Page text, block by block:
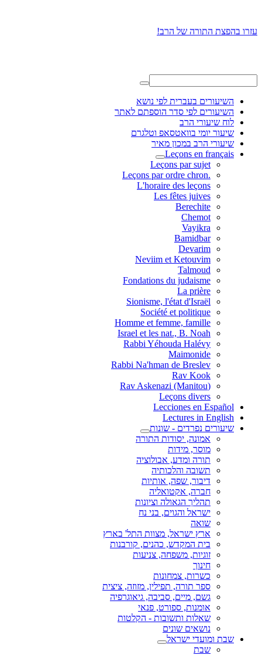
עזרו בהפצת התורה של הרב!
השיעורים בעברית לפי נושא
השיעורים לפי סדר הוספתם לאתר
לוח שיעורי הרב
שיעור יומי בוואטסאפ וטלגרם
שיעורי הרב במכון מאיר
Leçons en français
Leçons par sujet
.Leçons par ordre chron
L'horaire des leçons
Les fêtes juives
Berechite
Chemot
Vayikra
Bamidbar
Devarim
Neviim et Ketouvim
Talmoud
Fondations du judaisme
La prière
Sionisme, l'état d'Israël
Société et politique
Homme et femme, famille
Israel et les nat., B. Noah
Rabbi Yéhouda Halévy
Maimonide
Rabbi Na'hman de Breslev
Rav Kook
(Rav Askenazi (Manitou
Leçons divers
Lecciones en Español
Lectures in English
שיעורים נפרדים - שונות
אמונה, יסודות התורה
מוסר, מידות
תורה ומדע, אבולוציה
תשובה והלכותיה
דיבור, שפה, אותיות
חברה, אקטואליה
תהליך הגאולה וציונות
ישראל והגוים, בני נח
שואה
ארץ ישראל, מצוות התל' בארץ
בית המקדש, כהנים, קורבנות
זוגיות, משפחה, צניעות
חינוך
כשרות, צמחונות
ספר תורה, תפילין, מזוזה, ציצית
גשם, מיים, סביבה, גיאוגרפיה
אומנות, ספורט, פנאי
שאלות ותשובות - הקלטות
נושאים שונים
שבת ומועדי ישראל
שבת